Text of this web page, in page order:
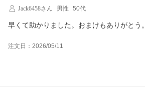
Jack6458さん
男性 50代
早くて助かりました。おまけもありがとう。
注文日：2026/05/11